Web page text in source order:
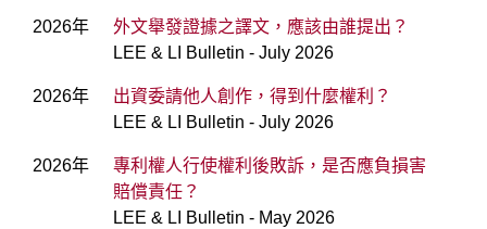
2026年
外文舉發證據之譯文，應該由誰提出？
LEE & LI Bulletin - July 2026
2026年
出資委請他人創作，得到什麼權利？
LEE & LI Bulletin - July 2026
2026年
專利權人行使權利後敗訴，是否應負損害
賠償責任？
LEE & LI Bulletin - May 2026